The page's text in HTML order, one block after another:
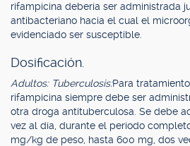
rifampicina debería ser administrada
antibacteriano hacia el cual el
evidenciado ser susceptible.
Dosificación.
Adultos: Tuberculosis:Para
rifampicina siempre debe ser
otra droga antituberculosa. Se debe
vez al día, durante el período
mg/kg de peso, hasta 600 mg, dos